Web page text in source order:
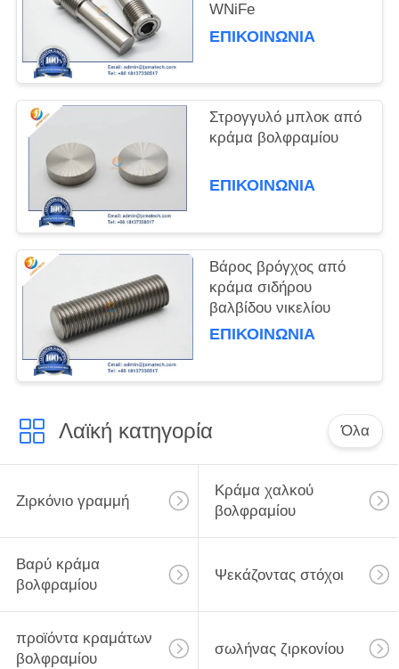
WNiFe
ΕΠΙΚΟΙΝΩΝΊΑ
Στρογγυλό μπλοκ από
κράμα βολφραμίου
ΕΠΙΚΟΙΝΩΝΊΑ
Βάρος βρόγχος από
κράμα σιδήρου
βαλβίδου νικελίου
ΕΠΙΚΟΙΝΩΝΊΑ
Λαϊκή κατηγορία Όλα
Ζιρκόνιο γραμμή
Κράμα χαλκού
βολφραμίου
Βαρύ κράμα
βολφραμίου
Ψεκάζοντας στόχοι
προϊόντα κραμάτων
βολφραμίου
σωλήνας ζιρκονίου